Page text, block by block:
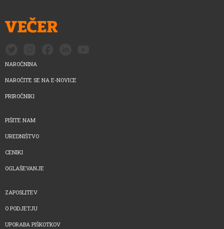
NAROČNINA
NAROČITE SE NA E-NOVICE
PRIROČNIKI
PIŠITE NAM
UREDNIŠTVO
CENIKI
OGLAŠEVANJE
ZAPOSLITEV
O PODJETJU
UPORABA PIŠKOTKOV